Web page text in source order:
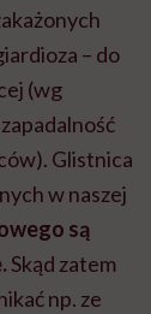
– do
(wg
Glistnica
w naszej
są
Skąd zatem
np. ze